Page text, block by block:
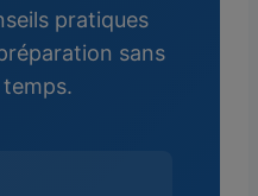
pratiques
sans